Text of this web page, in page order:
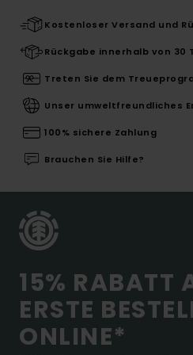
Kostenloser Versand und
Rückgabe innerhalb von 30
Treten Sie dem
Unser umweltfreundliches
100% sichere Zahlung
Brauchen Sie Hilfe?
15% RABATT
ERSTE
ONLINE*